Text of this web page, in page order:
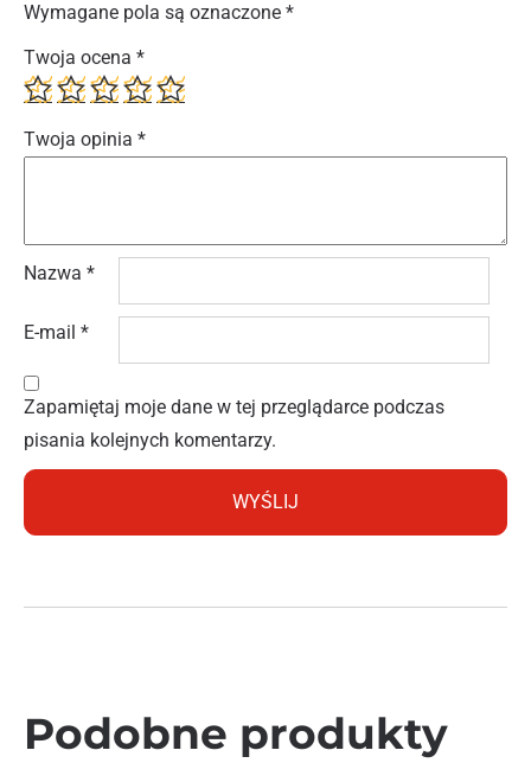
Wymagane pola są oznaczone *
Twoja ocena *
Twoja opinia *
Nazwa *
E-mail *
Zapamiętaj moje dane w tej przeglądarce podczas
pisania kolejnych komentarzy.
Podobne produkty